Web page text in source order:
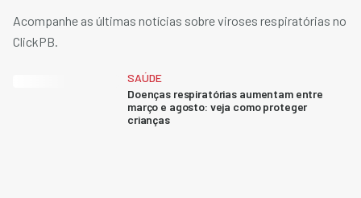
Acompanhe as últimas notícias sobre viroses respiratórias no
ClickPB.
SAÚDE
Doenças respiratórias aumentam entre
março e agosto: veja como proteger
crianças